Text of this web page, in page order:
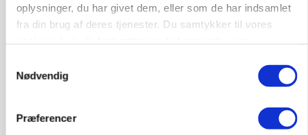
oplysninger, du har givet dem, eller som de har indsamlet
fra din brug af deres tjenester. Du samtykker til vores
Nødvendig
Præferencer
»Nu stopper I«: Landbrugsdebattør og